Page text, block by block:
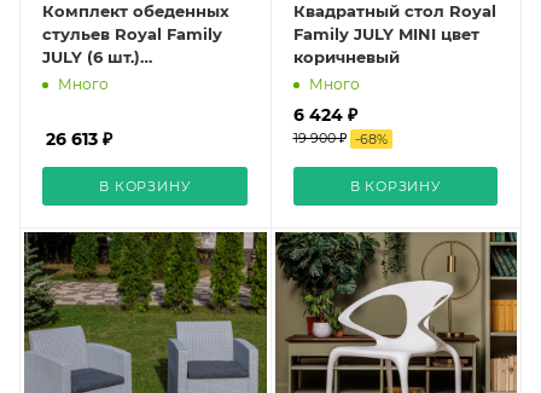
Комплект обеденных
стульев Royal Family
JULY (6 шт.)
коричневый
Много
26 613 ₽
В КОРЗИНУ
Квадратный стол Royal
Family JULY MINI цвет
коричневый
Много
6 424 ₽
19 900 ₽ -68%
В КОРЗИНУ